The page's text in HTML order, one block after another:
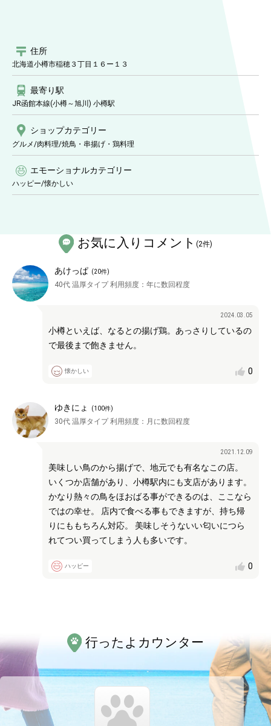
住所
北海道小樽市稲穂３丁目１６ー１３
最寄り駅
JR函館本線(小樽～旭川) 小樽駅
ショップカテゴリー
グルメ/肉料理/焼鳥・串揚げ・鶏料理
エモーショナルカテゴリー
ハッピー/懐かしい
お気に入りコメント (2件)
あけっぱ (20件)
40代 温厚タイプ利用頻度： 年に数回程度
2024.03.05
小樽といえば、なるとの揚げ鶏。あっさりしているの
で最後まで飽きません。
懐かしい 0
ゆきにょ (100件)
30代 温厚タイプ利用頻度： 月に数回程度
2021.12.09
美味しい鳥のから揚げで、地元でも有名なこの店。
いくつか店舗があり、小樽駅内にも支店があります。
かなり熱々の鳥をほおばる事ができるのは、ここなら
ではの幸せ。 店内で食べる事もできますが、持ち帰
りにももちろん対応。 美味しそうないい匂いにつら
れてつい買ってしまう人も多いです。
ハッピー 0
行ったよカウンター